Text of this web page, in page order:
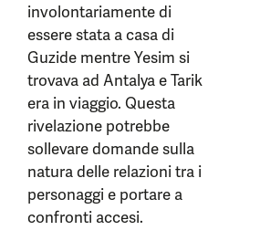
involontariamente di
essere stata a casa di
Guzide mentre Yesim si
trovava ad Antalya e Tarik
era in viaggio. Questa
rivelazione potrebbe
sollevare domande sulla
natura delle relazioni tra i
personaggi e portare a
confronti accesi.